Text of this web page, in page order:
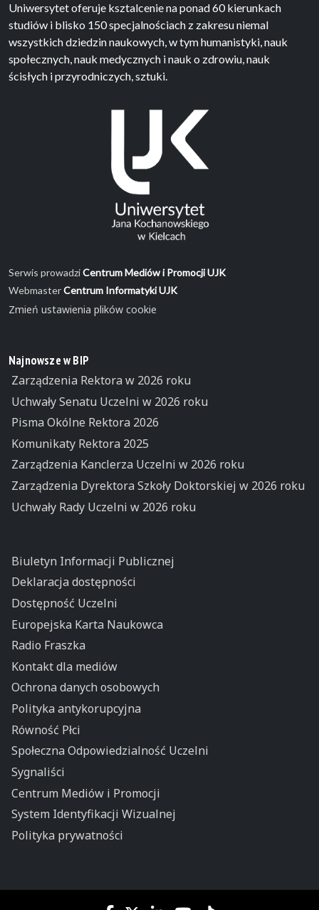
Uniwersytet oferuje ksztalcenie na ponad 60 kierunkach
studiów i blisko 150 specjalnościach z zakresu niemal
wszystkich dziedzin naukowych, w tym humanistyki, nauk
społecznych, nauk medycznych i nauk o zdrowiu, nauk
ścisłych i przyrodniczych, sztuki.
Serwis prowadziCentrum Mediów i Promocji UJK
WebmasterCentrum Informatyki UJK
Zmień ustawienia plików cookie
Najnowsze w BIP
Zarządzenia Rektora w 2026 roku
Uchwały Senatu Uczelni w 2026 roku
Pisma Okólne Rektora 2026
Komunikaty Rektora 2025
Zarządzenia Kanclerza Uczelni w 2026 roku
Zarządzenia Dyrektora Szkoły Doktorskiej w 2026 roku
Uchwały Rady Uczelni w 2026 roku
Biuletyn Informacji Publicznej
Deklaracja dostępności
Dostępność Uczelni
Europejska Karta Naukowca
Radio Fraszka
Kontakt dla mediów
Ochrona danych osobowych
Polityka antykorupcyjna
Równość Płci
Społeczna Odpowiedzialność Uczelni
Sygnaliści
Centrum Mediów i Promocji
System Identyfikacji Wizualnej
Polityka prywatności